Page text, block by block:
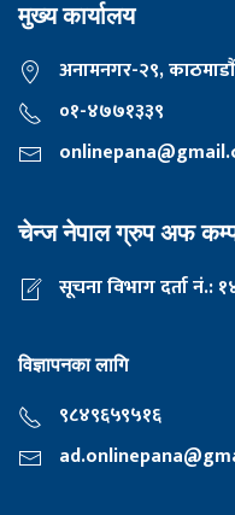
मुख्य कार्यालय
अनामनगर-२९, काठमाडाैँ
०१-४७७१३३९
चेन्ज नेपाल ग्रुप अफ
सूचना विभाग दर्ता नं.:
विज्ञापनका लागि
९८४९६५९५१६